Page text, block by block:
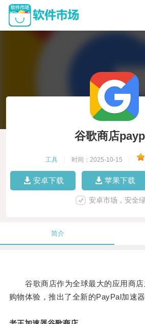
谷歌商店
工具 时间：2025-10-15
安卓下载 苹果下载
安卓市场，安全
简介
谷歌商店作为全球最大的应用商店
购物体验，推出了全新的PayPal加速器